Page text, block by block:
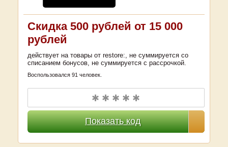
Скидка 500 рублей от 15 000
рублей
действует на товары от restore:, не суммируется со
списанием бонусов, не суммируется с рассрочкой.
Воспользовался 91 человек.
Показать код
✱ ✱ ✱ ✱ ✱